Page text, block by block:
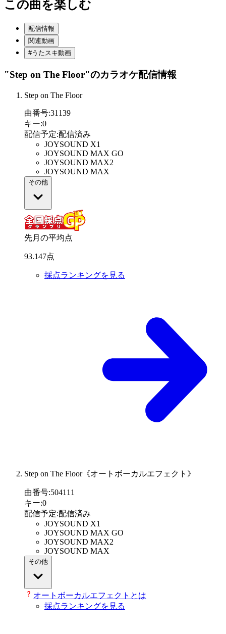
この曲を楽しむ
配信情報
関連動画
#うたスキ動画
"Step on The Floor"のカラオケ配信情報
Step on The Floor
曲番号:31139
キー:0
配信予定:配信済み
JOYSOUND X1
JOYSOUND MAX GO
JOYSOUND MAX2
JOYSOUND MAX
その他
先月の平均点
93.147点
採点ランキングを見る
Step on The Floor《オートボーカルエフェクト》
曲番号:504111
キー:0
配信予定:配信済み
JOYSOUND X1
JOYSOUND MAX GO
JOYSOUND MAX2
JOYSOUND MAX
その他
オートボーカルエフェクトとは
採点ランキングを見る